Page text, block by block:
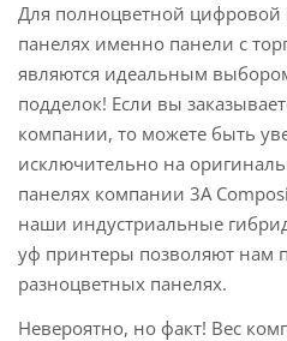
Для полноцветной цифровой
панелях именно панели с
являются идеальным
подделок! Если вы
компании, то можете быть
исключительно на
панелях компании 3A
наши индустриальные
уф принтеры позволяют нам
разноцветных панелях.
Невероятно, но факт! Вес